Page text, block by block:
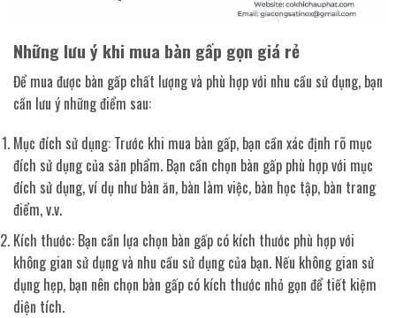
Những lưu ý khi mua bàn gấp gọn giá rẻ
Để mua được bàn gấp chất lượng và phù hợp với nhu cầu sử dụng, bạn
cần lưu ý những điểm sau:
Mục đích sử dụng: Trước khi mua bàn gấp, bạn cần xác định rõ mục
đích sử dụng của sản phẩm. Bạn cần chọn bàn gấp phù hợp với mục
đích sử dụng, ví dụ như bàn ăn, bàn làm việc, bàn học tập, bàn trang
điểm, v.v.
Kích thước: Bạn cần lựa chọn bàn gấp có kích thước phù hợp với
không gian sử dụng và nhu cầu sử dụng của bạn. Nếu không gian sử
dụng hẹp, bạn nên chọn bàn gấp có kích thước nhỏ gọn để tiết kiệm
diện tích.